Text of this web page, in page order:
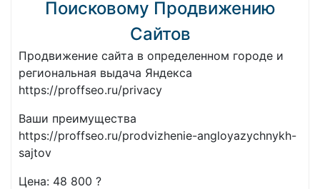
Поисковому Продвижению
Сайтов
Продвижение сайта в определенном городе и
региональная выдача Яндекса
https://proffseo.ru/privacy
Ваши преимущества
https://proffseo.ru/prodvizhenie-angloyazychnykh-
sajtov
Цена: 48 800 ?